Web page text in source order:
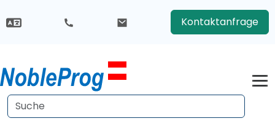
Kontaktanfrage